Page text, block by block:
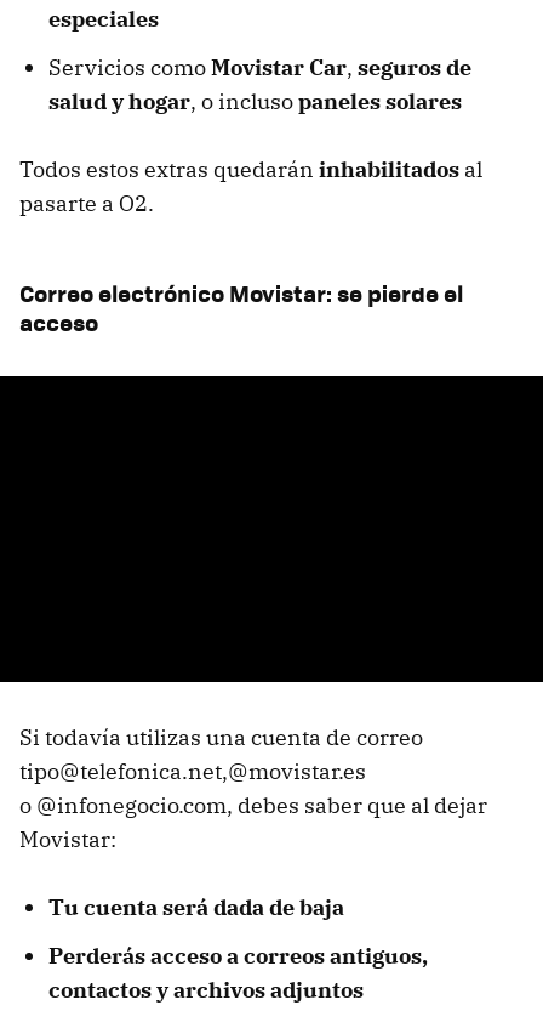
especiales
Servicios comoMovistar Car, seguros de
salud y hogar, o inclusopaneles solares
Todos estos extras quedarán inhabilitados al
pasarte a O2.
Correo electrónico Movistar: se pierde el
acceso
Si todavía utilizas una cuenta de correo
tipo@telefonica.net,@movistar.es
o @infonegocio.com, debes saber que al dejar
Movistar:
Tu cuenta será dada de baja
Perderás acceso a correos antiguos,
contactos y archivos adjuntos